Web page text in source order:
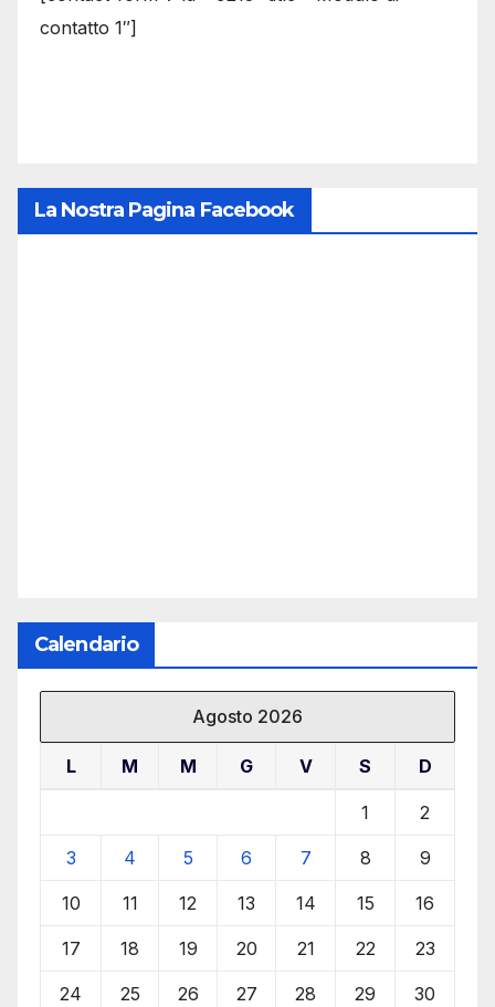
contatto 1″]
La Nostra Pagina Facebook
Calendario
Agosto 2026
L M M G V S D
1 2
3 4 5 6 7 8 9
10 11 12 13 14 15 16
17 18 19 20 21 22 23
24 25 26 27 28 29 30